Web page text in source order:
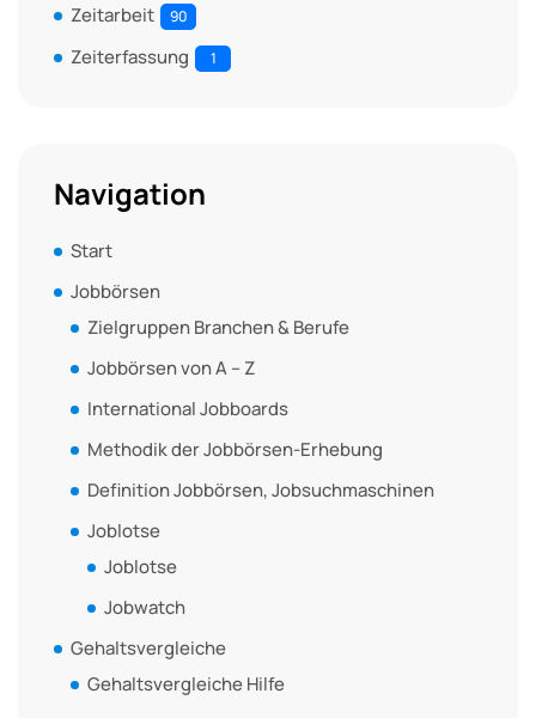
Zeitarbeit 90
Zeiterfassung 1
Navigation
Start
Jobbörsen
Zielgruppen Branchen & Berufe
Jobbörsen von A – Z
International Jobboards
Methodik der Jobbörsen-Erhebung
Definition Jobbörsen, Jobsuchmaschinen
Joblotse
Joblotse
Jobwatch
Gehaltsvergleiche
Gehaltsvergleiche Hilfe